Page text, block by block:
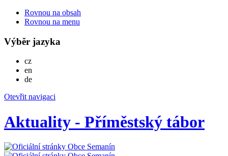
Rovnou na obsah
Rovnou na menu
Výběr jazyka
czČesky
en
deDeutsch
Otevřit navigaci
Aktuality - Příměstský tábor